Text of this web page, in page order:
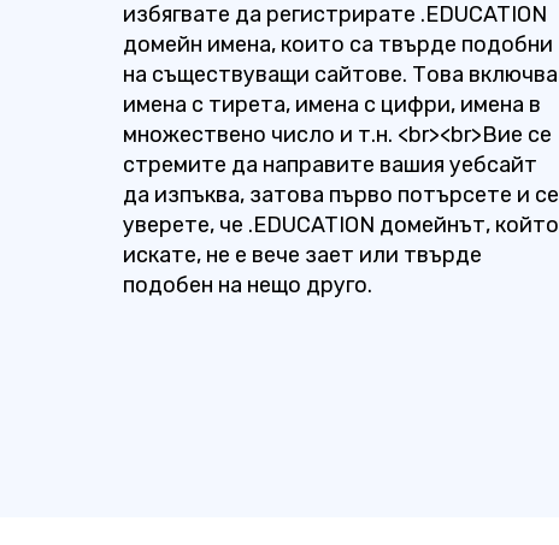
избягвате да регистрирате .EDUCATION
домейн имена, които са твърде подобни
на съществуващи сайтове. Това включва
имена с тирета, имена с цифри, имена в
множествено число и т.н. <br><br>Вие се
стремите да направите вашия уебсайт
да изпъква, затова първо потърсете и се
уверете, че .EDUCATION домейнът, който
искате, не е вече зает или твърде
подобен на нещо друго.